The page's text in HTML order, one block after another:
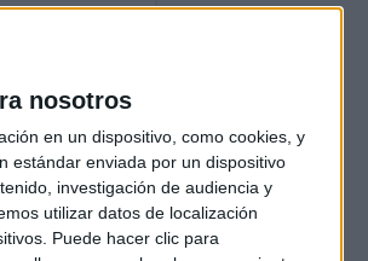
nosotros
en un dispositivo, como cookies, y
estándar enviada por un dispositivo
investigación de audiencia y
utilizar datos de localización
Puede hacer clic para
TOTAL